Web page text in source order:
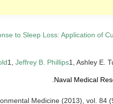
to Sleep Loss: Application of
1, Jeffrey B. Phillips1, Ashley E.